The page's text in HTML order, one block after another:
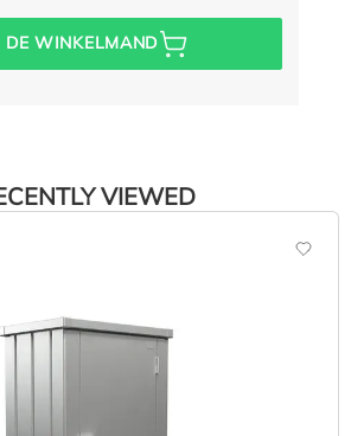
DE WINKELMAND
VIEWED